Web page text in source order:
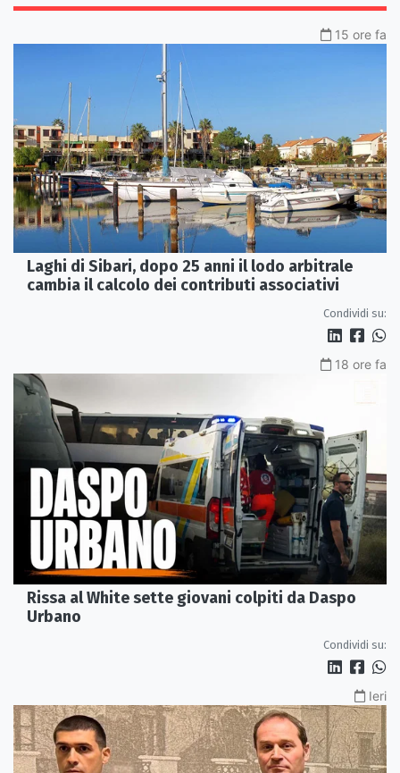
15 ore fa
Laghi di Sibari, dopo 25 anni il lodo arbitrale
cambia il calcolo dei contributi associativi
Condividi su:
18 ore fa
Rissa al White sette giovani colpiti da Daspo
Urbano
Condividi su:
Ieri